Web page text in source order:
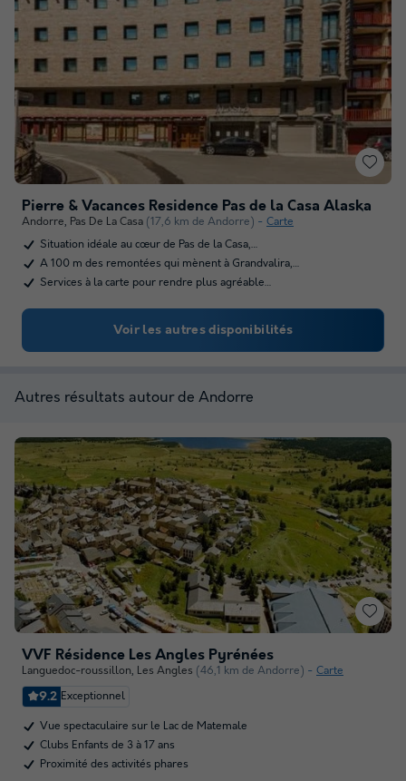
Pierre & Vacances Residence Pas de la Casa Alaska
Andorre, Pas De La Casa (17,6 km de Andorre)
Carte
Situation idéale au cœur de Pas de la Casa,…
A 100 m des remontées qui mènent à Grandvalira,…
Services à la carte pour rendre plus agréable…
Voir les autres disponibilités
Autres résultats autour de Andorre
VVF Résidence Les Angles Pyrénées
Languedoc-roussillon, Les Angles (46,1 km de Andorre) Carte
9.2 Exceptionnel
Vue spectaculaire sur le Lac de Matemale
Clubs Enfants de 3 à 17 ans
Proximité des activités phares